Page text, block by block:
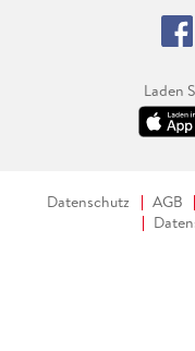
Laden
Datenschutz AGB